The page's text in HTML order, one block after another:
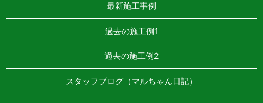
最新施工事例
過去の施工例1
過去の施工例2
スタッフブログ（マルちゃん日記）